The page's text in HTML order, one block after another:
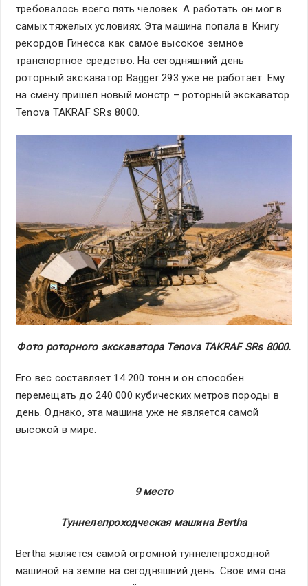
требовалось всего пять человек. А работать он мог в
самых тяжелых условиях. Эта машина попала в Книгу
рекордов Гинесса как самое высокое земное
транспортное средство. На сегодняшний день
роторный экскаватор Bagger 293 уже не работает. Ему
на смену пришел новый монстр – роторный экскаватор
Tenova TAKRAF SRs 8000.
Фото роторного экскаватора Tenova TAKRAF SRs 8000.
Его вес составляет 14 200 тонн и он способен
перемещать до 240 000 кубических метров породы в
день. Однако, эта машина уже не является самой
высокой в мире.
9 место
Туннелепроходческая машина Bertha
Bertha является самой огромной туннелепроходной
машиной на земле на сегодняшний день. Свое имя она